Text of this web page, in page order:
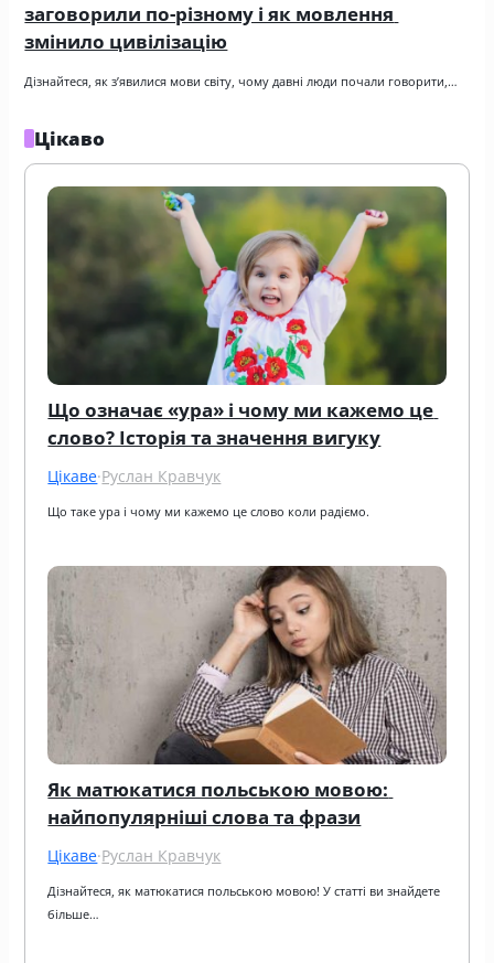
заговорили по-різному і як мовлення
змінило цивілізацію
Дізнайтеся, як з’явилися мови світу, чому давні люди почали говорити,…
Цікаво
Що означає «ура» і чому ми кажемо це
слово? Історія та значення вигуку
Цікаве·Руслан Кравчук
Що таке ура і чому ми кажемо це слово коли радіємо.
Як матюкатися польською мовою:
найпопулярніші слова та фрази
Цікаве·Руслан Кравчук
Дізнайтеся, як матюкатися польською мовою! У статті ви знайдете
більше…